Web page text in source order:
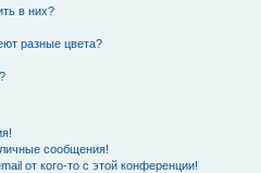
в них?
разные цвета?
сообщения!
от кого-то с этой конференции!